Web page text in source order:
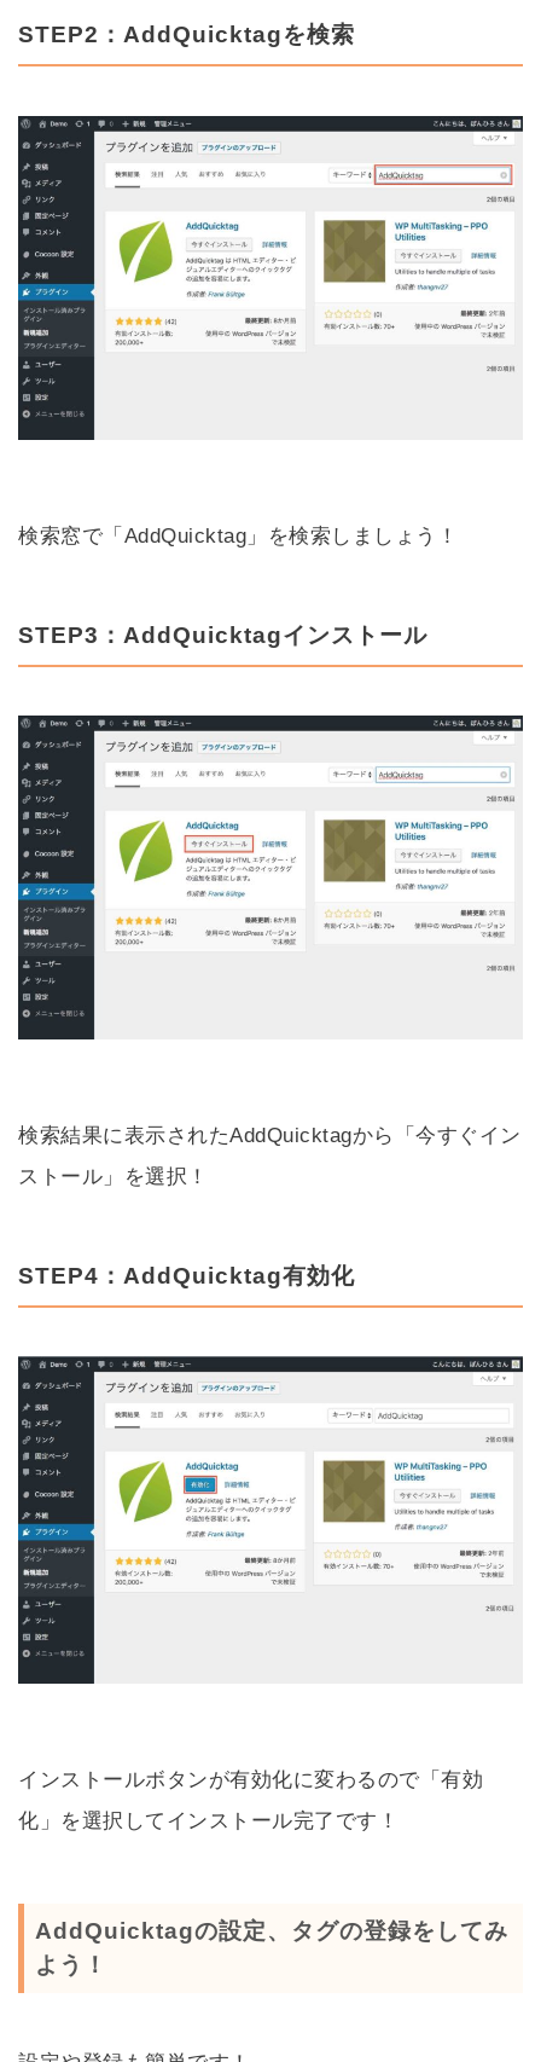
STEP2：AddQuicktagを検索
検索窓で「AddQuicktag」を検索しましょう！
STEP3：AddQuicktagインストール
検索結果に表示されたAddQuicktagから「今すぐイン
ストール」を選択！
STEP4：AddQuicktag有効化
インストールボタンが有効化に変わるので「有効
化」を選択してインストール完了です！
AddQuicktagの設定、タグの登録をしてみ
よう！